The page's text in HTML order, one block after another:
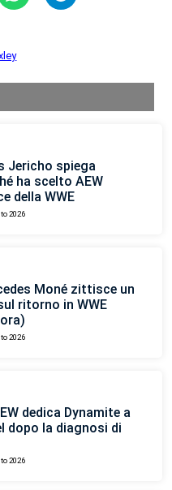
Jericho spiega
ha scelto AEW
della WWE
2026
Moné zittisce un
ritorno in WWE
2026
dedica Dynamite a
dopo la diagnosi di
2026